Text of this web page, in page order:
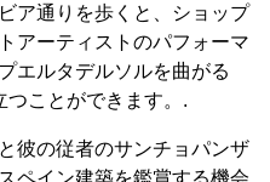
ア通りを歩くと、ショップ
アーティストのパフォーマ
エルタデルソルを曲がる
つことができます。.
彼の従者のサンチョパンザ
ペイン建築を鑑賞する機会